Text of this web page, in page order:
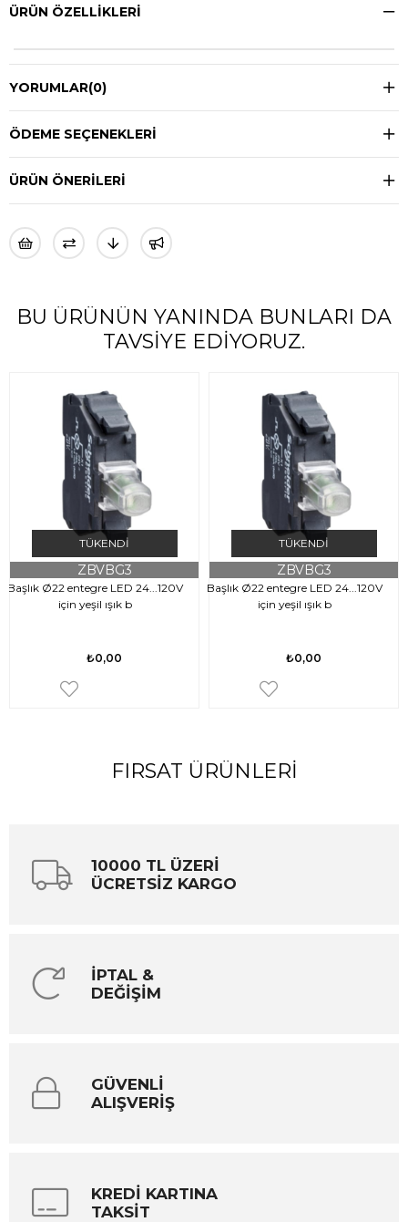
ÜRÜN ÖZELLIKLERI
YORUMLAR(0)
ÖDEME SEÇENEKLERI
ÜRÜN ÖNERILERI
BU ÜRÜNÜN YANINDA BUNLARI DA
TAVSIYE EDIYORUZ.
TÜKENDI
Başlık Ø22 entegre LED 24...120V
için yeşil ışık b
ZBVBG3
₺0,00
TÜKENDI
Başlık Ø22 entegre LED 24...120V
için yeşil ışık b
ZBVBG3
₺0,00
FIRSAT ÜRÜNLERI
10000 TL ÜZERİ
ÜCRETSİZ KARGO
İPTAL &
DEĞİŞİM
GÜVENLİ
ALIŞVERİŞ
KREDİ KARTINA
TAKSİT